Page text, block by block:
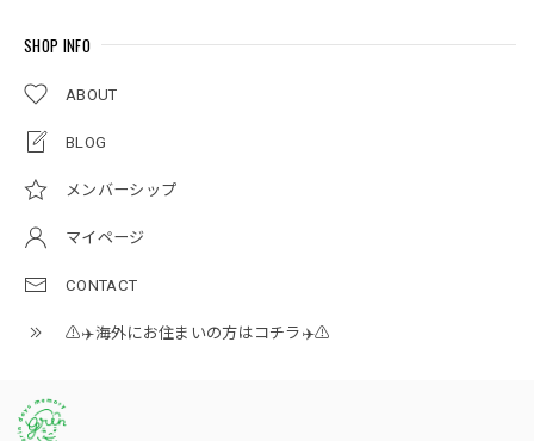
SHOP INFO
ABOUT
BLOG
メンバーシップ
マイページ
CONTACT
⚠️✈️海外にお住まいの方はコチラ✈️⚠️